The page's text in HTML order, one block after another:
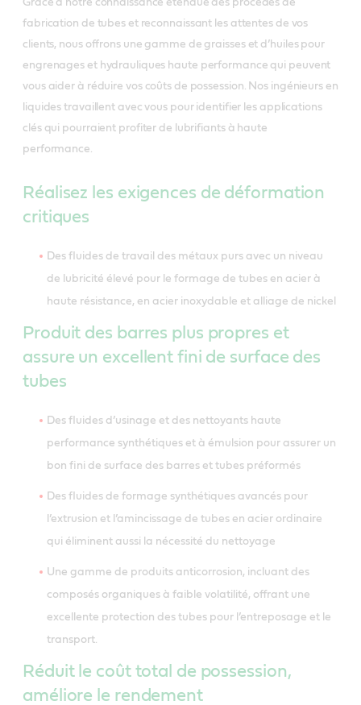
fabrication de tubes et reconnaissant les attentes de vos
clients, nous offrons une gamme de graisses et d’huiles pour
engrenages et hydrauliques haute performance qui peuvent
vous aider à réduire vos coûts de possession. Nos ingénieurs en
liquides travaillent avec vous pour identifier les applications
clés qui pourraient profiter de lubrifiants à haute
performance.
Réalisez les exigences de déformation
critiques
Des fluides de travail des métaux purs avec un niveau
de lubricité élevé pour le formage de tubes en acier à
haute résistance, en acier inoxydable et alliage de nickel
Produit des barres plus propres et
assure un excellent fini de surface des
tubes
Des fluides d’usinage et des nettoyants haute
performance synthétiques et à émulsion pour assurer un
bon fini de surface des barres et tubes préformés
Des fluides de formage synthétiques avancés pour
l’extrusion et l’amincissage de tubes en acier ordinaire
qui éliminent aussi la nécessité du nettoyage
Une gamme de produits anticorrosion, incluant des
composés organiques à faible volatilité, offrant une
excellente protection des tubes pour l’entreposage et le
transport.
Réduit le coût total de possession,
améliore le rendement